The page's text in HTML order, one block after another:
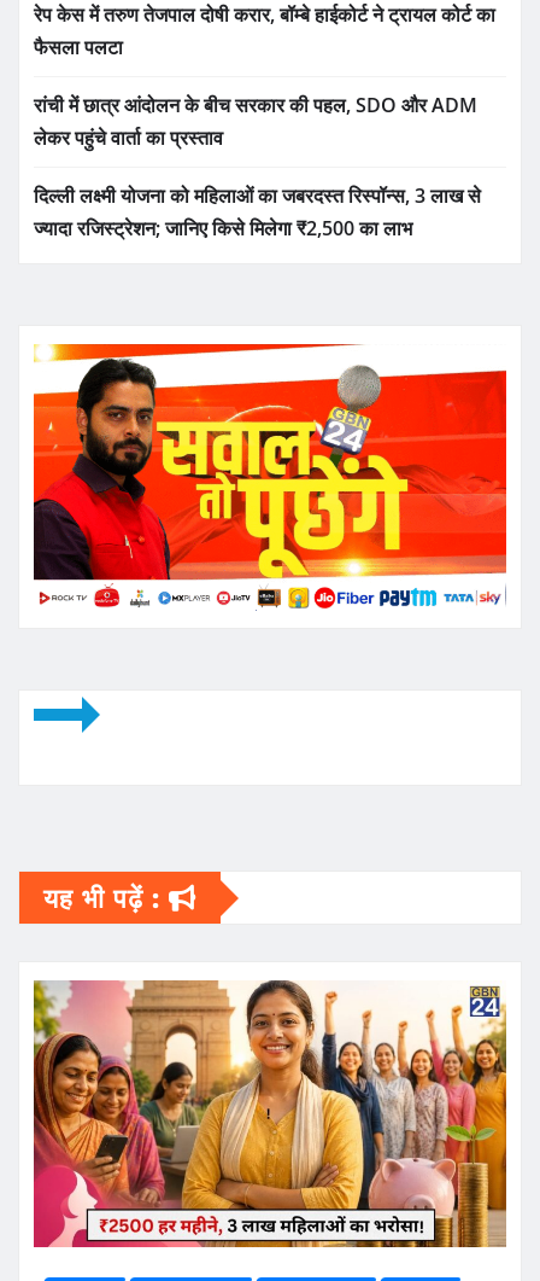
रेप केस में तरुण तेजपाल दोषी करार, बॉम्बे हाईकोर्ट ने ट्रायल कोर्ट का
फैसला पलटा
रांची में छात्र आंदोलन के बीच सरकार की पहल, SDO और ADM
लेकर पहुंचे वार्ता का प्रस्ताव
दिल्ली लक्ष्मी योजना को महिलाओं का जबरदस्त रिस्पॉन्स, 3 लाख से
ज्यादा रजिस्ट्रेशन; जानिए किसे मिलेगा ₹2,500 का लाभ
यह भी पढ़ें :